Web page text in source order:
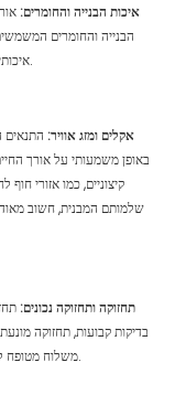
איכות הבנייה והחומרים:
הבנייה והחומרים
איכותי, איטום ומים וחיזוק יכולים להרחיב משמעותית את חיי המבנה.
אקלים ומזג אוויר: התנאים
באופן משמעותי על אורך
קיצוניים, כמו אזורי
שלמותם המבנית, חשוב מאוד
תחזוקה ותחזוקה נכונים:
בדיקות קבועות, תחזוקה
משלוח מטופח לא רק חוסך כסף בטווח הרחוק אלא גם מגן על ההשקעה שלך.